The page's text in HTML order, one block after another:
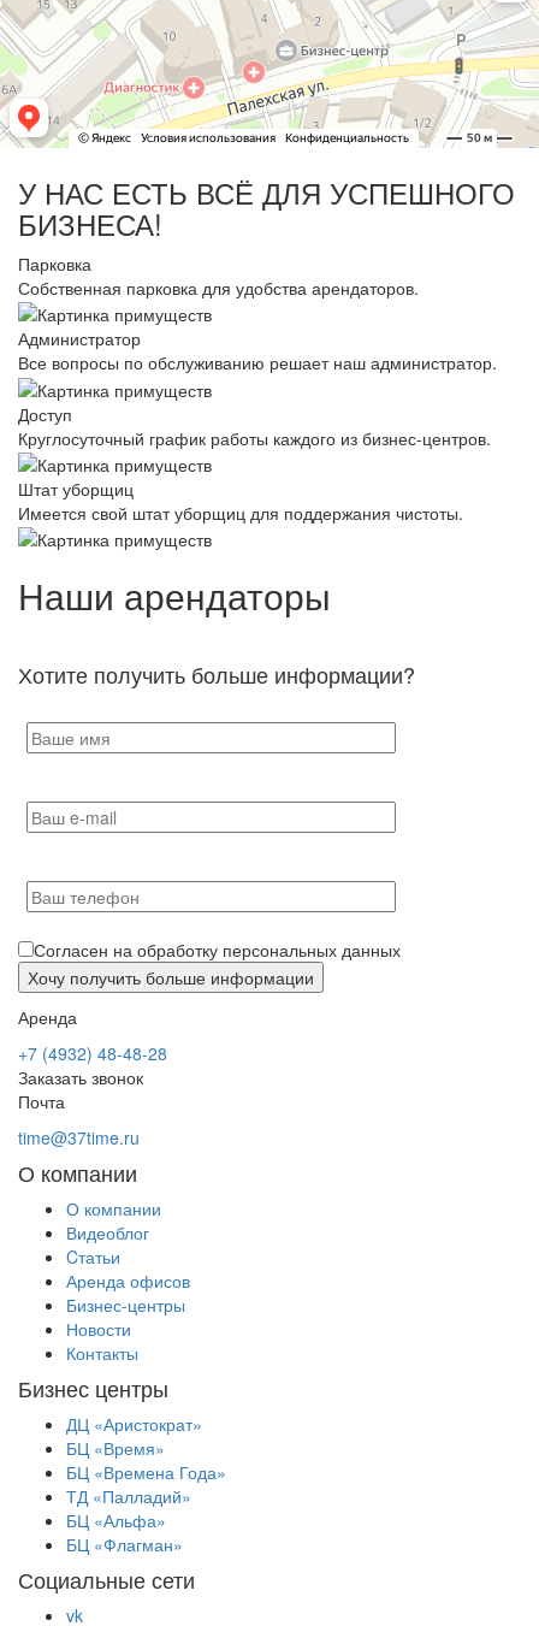
У НАС ЕСТЬ ВСЁ ДЛЯ УСПЕШНОГО
БИЗНЕСА!
Парковка
Собственная парковка для удобства арендаторов.
Администратор
Все вопросы по обслуживанию решает наш администратор.
Доступ
Круглосуточный график работы каждого из бизнес-центров.
Штат уборщиц
Имеется свой штат уборщиц для поддержания чистоты.
Наши арендаторы
Хотите получить больше информации?
Согласен на обработку персональных данных
Аренда
+7 (4932) 48-48-28
Заказать звонок
Почта
time@37time.ru
О компании
О компании
Видеоблог
Cтатьи
Аренда офисов
Бизнес-центры
Новости
Контакты
Бизнес центры
ДЦ «Аристократ»
БЦ «Время»
БЦ «Времена Года»
ТД «Палладий»
БЦ «Альфа»
БЦ «Флагман»
Социальные сети
vk